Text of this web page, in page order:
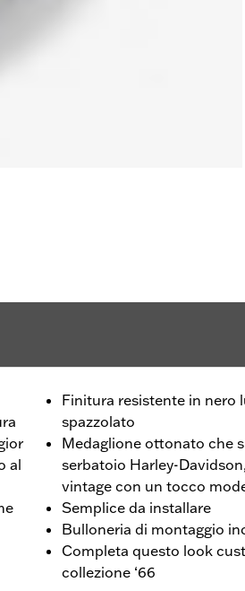
al
Finitura resistente in nero
spazzolato
Medaglione ottonato che
serbatoio Harley-
vintage con un tocco
Semplice da installare
Bulloneria di montaggio
Completa questo look
collezione ‘66